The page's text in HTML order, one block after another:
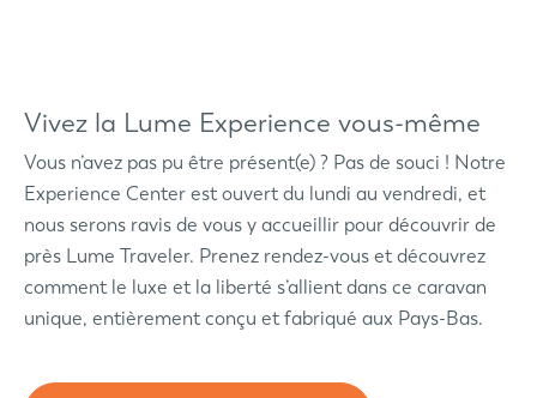
Vivez la Lume Experience vous-même
Vous n’avez pas pu être présent(e) ? Pas de souci ! Notre
Experience Center est ouvert du lundi au vendredi, et
nous serons ravis de vous y accueillir pour découvrir de
près Lume Traveler. Prenez rendez-vous et découvrez
comment le luxe et la liberté s’allient dans ce caravan
unique, entièrement conçu et fabriqué aux Pays-Bas.